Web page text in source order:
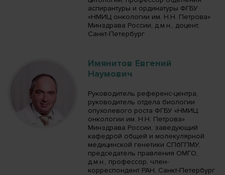
аспирантуры и ординатуры ФГБУ
«НМИЦ онкологии им. Н.Н. Петрова»
Минздрава России, д.м.н., доцент,
Санкт-Петербург
Имянитов Евгений
Наумович
Руководитель референс-центра,
руководитель отдела биологии
опухолевого роста ФГБУ «НМИЦ
онкологии им. Н.Н. Петрова»
Минздрава России, заведующий
кафедрой общей и молекулярной
медицинской генетики СПбГПМУ,
председатель правления ОМГО,
д.м.н., профессор, член-
корреспондент РАН, Санкт-Петербург